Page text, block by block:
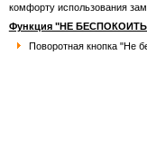
комфорту использования
Функция "НЕ
Поворотная кнопка "Не